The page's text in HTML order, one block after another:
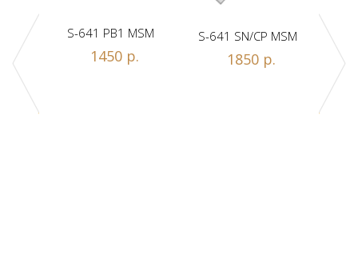
A
S-641 PB1 MSM
1450 р.
S-641 SN/CP MSM
1850 р.